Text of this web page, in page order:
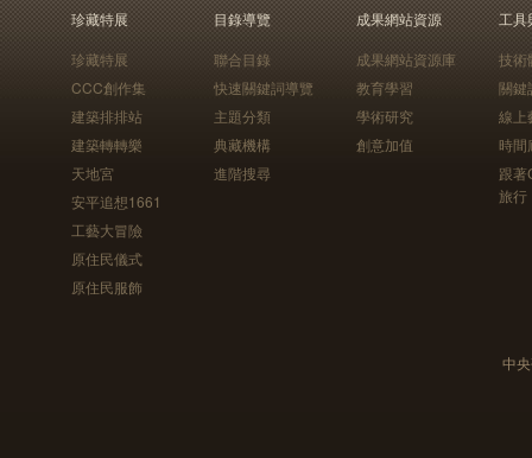
珍藏特展
珍藏特展
CCC創作集
建築排排站
建築轉轉樂
天地宮
安平追想1661
工藝大冒險
原住民儀式
原住民服飾
目錄導覽
聯合目錄
快速關鍵詞導覽
主題分類
典藏機構
進階搜尋
成果網站資源
成果網站資源庫
教育學習
學術研究
創意加值
工具
技術
關鍵
線上
時間
跟
旅行
中